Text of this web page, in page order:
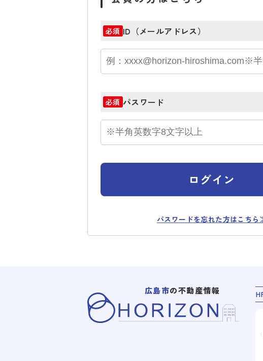
必須 ID（メールアドレス）
必須 パスワード
ログイン
パスワードを忘れた方はこち
広島市の不動産情報